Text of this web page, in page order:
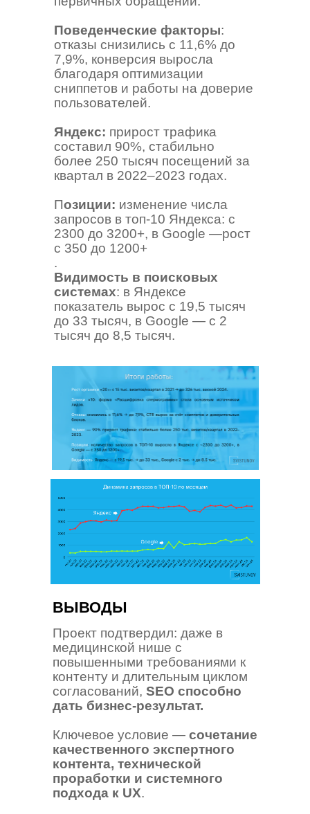
Поведенческие факторы:
отказы снизились с 11,6% до
7,9%, конверсия выросла
благодаря оптимизации
сниппетов и работы на доверие
пользователей.
Яндекс: прирост трафика
составил 90%, стабильно
более 250 тысяч посещений за
квартал в 2022–2023 годах.
Позиции: изменение числа
запросов в топ-10 Яндекса: с
2300 до 3200+, в Google —рост
с 350 до 1200+
.
Видимость в поисковых
системах: в Яндексе
показатель вырос с 19,5 тысяч
до 33 тысяч, в Google — с 2
тысяч до 8,5 тысяч.
Проект подтвердил: даже в
медицинской нише с
повышенными требованиями к
контенту и длительным циклом
согласований, SEO способно
дать бизнес-результат.
Ключевое условие — сочетание
качественного экспертного
контента, технической
проработки и системного
подхода к UX.
ВЫВОДЫ